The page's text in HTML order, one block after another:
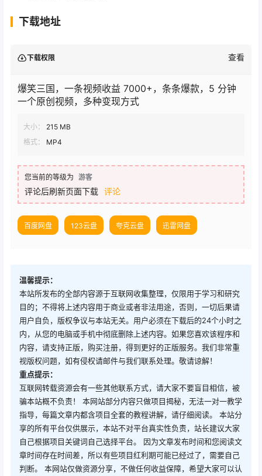
下载地址
下载权限 查看
爆笑三国，一条视频收益 7000+，条条爆款，5 分钟
一个原创视频，多种变现方式
大小：
215 MB
格式：
MP4
您当前的等级为 游客
评论后刷新页面下载 评论
百度网盘 123云盘 夸克云盘 迅雷网盘
温馨提示：
本站所发布的全部内容源于互联网收集整理，仅限用于学习和研究
目的；不得将上述内容用于商业或者非法用途，否则，一切后果请
用户自负，版权争议与本站无关。用户必须在下载后的24个小时之
内，从您的电脑或手机中彻底删除上述内容。如果您喜欢该程序和
内容，请支持正版，购买注册，得到更好的正版服务。我们非常重
视版权问题，如有侵权请邮件与我们联系处理。敬请谅解！
重点提示：
互联网转载资源会有一些其他联系方式，请大家不要盲目相信，被
骗本站概不负责！ 本网站部分内容只做项目揭秘，无法一对一教学
指导，每篇文章内都含项目全套的教程讲解，请仔细阅读。 本站分
享的所有平台仅供展示，本站不对平台真实性负责，站长建议大家
自己根据项目关键词自己选择平台。 因为文章发布时间和您阅读文
章时间存在时间差，所以有些项目红利期可能已经过了，需要自己
判断。 本网站仅做资源分享，不做任何收益保障，希望大家可以认